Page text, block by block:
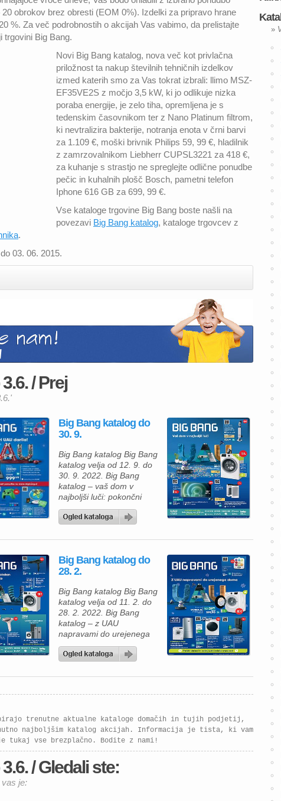
obrokov brez obresti (EOM 0%). Izdelki za pripravo hrane
%. Za več podrobnostih o akcijah Vas vabimo, da prelistajte
trgovini Big Bang.
Novi Big Bang katalog, nova več kot privlačna
priložnost ta nakup številnih tehničnih izdelkov
izmed katerih smo za Vas tokrat izbrali: llimo MSZ-
EF35VE2S z močjo 3,5 kW, ki jo odlikuje nizka
poraba energije, je zelo tiha, opremljena je s
tedenskim časovnikom ter z Nano Platinum filtrom,
ki nevtralizira bakterije, notranja enota v črni barvi
za 1.109 €, moški brivnik Philips 59, 99 €, hladilnik
z zamrzovalnikom Liebherr CUPSL3221 za 418 €,
za kuhanje s strastjo ne spreglejte odlične ponudbe
pečic in kuhalnih plošč Bosch, pametni telefon
Iphone 616 GB za 699, 99 €.
Vse kataloge trgovine Big Bang boste našli na
povezavi Big Bang katalog, kataloge trgovcev z
.
03. 06. 2015.
/ Prej
Big Bang katalog do
30. 9.
Big Bang katalog Big Bang
katalog velja od 12. 9. do
30. 9. 2022. Big Bang
katalog – vaš dom v
najboljši luči: pokončni
sesalnik Samsung
VS20A05843W/ GE
pralni stroj Beko
€, televizor Philips
75PUS7906/12 za 899, 99
AX60R5080WD za 339, 99
[…]
Big Bang katalog do
28. 2.
Big Bang katalog Big Bang
katalog velja od 11. 2. do
28. 2. 2022. Big Bang
katalog – z UAU
napravami do urejenega
doma: pralni stroj Gorenje
WNEI84BPS za 399, 90 €,
DV90T8240SH/S7 za 899
Roomba i3556+ za 499,
velja od 11. 2. do […]
trenutne aktualne kataloge domačih in tujih podjetij,
najboljšim katalog akcijah. Informacija je tista, ki vam
tukaj vse brezplačno. Bodite z nami!
/ Gledali ste:
vas je:
»